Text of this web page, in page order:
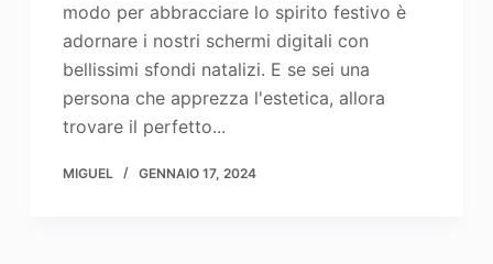
modo per abbracciare lo spirito festivo è
adornare i nostri schermi digitali con
bellissimi sfondi natalizi. E se sei una
persona che apprezza l'estetica, allora
trovare il perfetto...
MIGUEL GENNAIO 17, 2024